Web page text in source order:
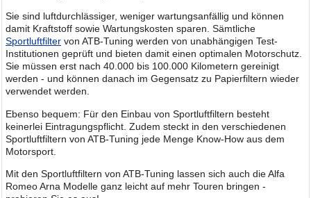
Sie sind luftdurchlässiger, weniger wartungsanfällig und können
damit Kraftstoff sowie Wartungskosten sparen. Sämtliche
Sportluftfilter von ATB-Tuning werden von unabhängigen Test-
Institutionen geprüft und bieten damit einen optimalen Motorschutz.
Sie müssen erst nach 40.000 bis 100.000 Kilometern gereinigt
werden - und können danach im Gegensatz zu Papierfiltern wieder
verwendet werden.
Ebenso bequem: Für den Einbau von Sportluftfiltern besteht
keinerlei Eintragungspflicht. Zudem steckt in den verschiedenen
Sportluftfiltern von ATB-Tuning jede Menge Know-How aus dem
Motorsport.
Mit den Sportluftfiltern von ATB-Tuning lassen sich auch die Alfa
Romeo Arna Modelle ganz leicht auf mehr Touren bringen -